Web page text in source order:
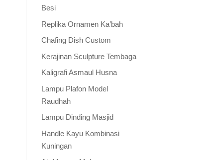
Besi
Replika Ornamen Ka’bah
Chafing Dish Custom
Kerajinan Sculpture Tembaga
Kaligrafi Asmaul Husna
Lampu Plafon Model
Raudhah
Lampu Dinding Masjid
Handle Kayu Kombinasi
Kuningan